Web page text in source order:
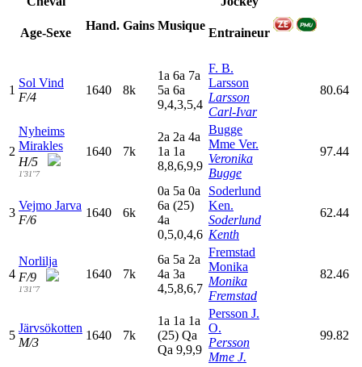
Age-Sexe
Hand. Gains Musique
Entraineur
1
Sol Vind
F/4
1640 8k
1a 6a 7a
5a 6a
9,4,3,5,4
F. B.
Larsson
Larsson
Carl-Ivar
80.64
2
Nyheims
Mirakles
H/5
1'31"7
1640 7k
2a 2a 4a
1a 1a
8,8,6,9,9
Bugge
Mme Ver.
Veronika
Bugge
97.44
3
Vejmo Jarva
F/6
1640 6k
0a 5a 0a
6a (25)
4a
0,5,0,4,6
Soderlund
Ken.
Soderlund
Kenth
62.44
4
Norlilja
F/9
1'31"7
1640 7k
6a 5a 2a
4a 3a
4,5,8,6,7
Fremstad
Monika
Monika
Fremstad
82.46
5
Järvsökotten
M/3
1640 7k
1a 1a 1a
(25) Qa
Qa 9,9,9
Persson J.
O.
Persson
Mme J.
99.82